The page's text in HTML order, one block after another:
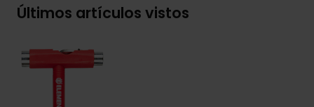
Últimos artículos vistos